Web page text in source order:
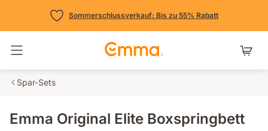
Sommerschlussverkauf: Bis zu 55% Rabatt
Navigation umschalten
Spar-Sets
Emma Original Elite Boxspringbett